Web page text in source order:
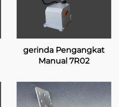
gerinda Pengangkat
Manual 7R02